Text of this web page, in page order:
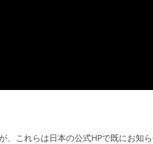
、これらは日本の公式HPで既にお知